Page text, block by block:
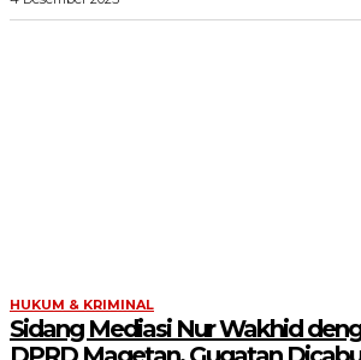
HUKUM & KRIMINAL
Sidang Mediasi Nur Wakhid